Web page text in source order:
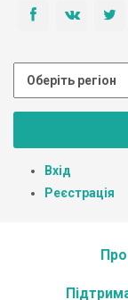
Вхід
Реєстрація